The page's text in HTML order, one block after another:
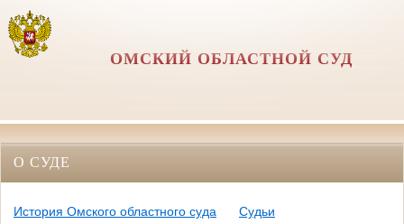
ОМСКИЙ ОБЛАСТНОЙ СУД
О СУДЕ
История Омского областного суда
Судьи